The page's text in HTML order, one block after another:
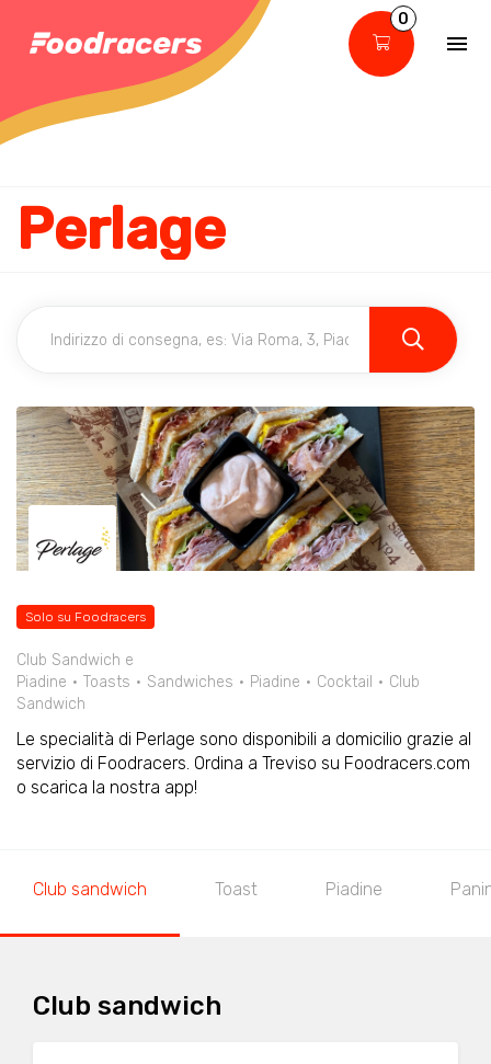
0
Perlage
Solo su Foodracers
Club Sandwich e
Piadine
Toasts Sandwiches Piadine Cocktail
Club
Sandwich
Le specialità di Perlage sono disponibili a domicilio grazie al
servizio di Foodracers. Ordina a Treviso su Foodracers.com
o scarica la nostra app!
Club sandwich Toast Piadine
Club sandwich